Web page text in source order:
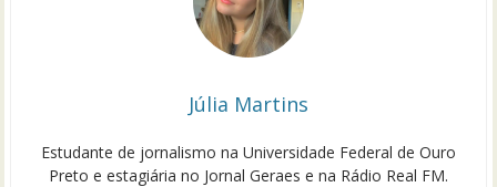
Júlia Martins
Estudante de jornalismo na Universidade Federal de Ouro
Preto e estagiária no Jornal Geraes e na Rádio Real FM.